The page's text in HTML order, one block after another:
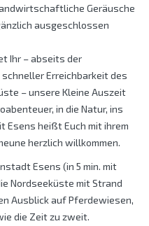
Geräusche
ausgeschlossen
Ihr – abseits der
Erreichbarkeit des
– unsere Kleine Auszeit
in die Natur, ins
Esens heißt Euch mit ihrem
herzlich willkommen.
Esens (in 5 min. mit
Nordseeküste mit Strand
Ausblick auf Pferdewiesen,
die Zeit zu zweit.